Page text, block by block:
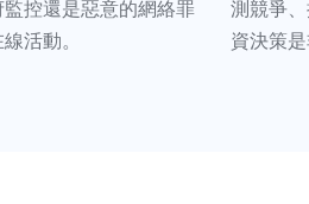
控還是惡意的網絡罪
活動。
測競爭
資決策